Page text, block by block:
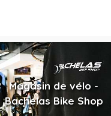
Magasin de vélo -
Bachelas Bike Shop